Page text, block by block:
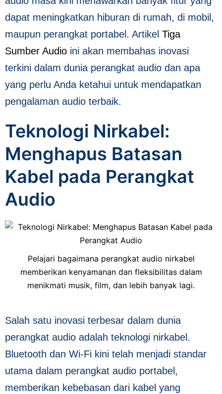
dapat meningkatkan hiburan di rumah, di mobil,
maupun perangkat portabel. Artikel Tiga
Sumber Audio ini akan membahas inovasi
terkini dalam dunia perangkat audio dan apa
yang perlu Anda ketahui untuk mendapatkan
pengalaman audio terbaik.
Teknologi Nirkabel:
Menghapus Batasan
Kabel pada Perangkat
Audio
Pelajari bagaimana perangkat audio nirkabel
memberikan kenyamanan dan fleksibilitas dalam
menikmati musik, film, dan lebih banyak lagi.
Salah satu inovasi terbesar dalam dunia
perangkat audio adalah teknologi nirkabel.
Bluetooth dan Wi-Fi kini telah menjadi standar
utama dalam perangkat audio portabel,
memberikan kebebasan dari kabel yang